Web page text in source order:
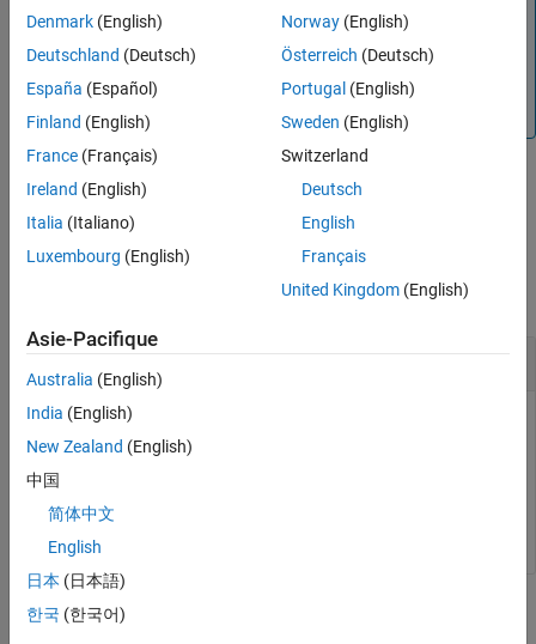
effet, les modèles provenant de sources inconnues peuvent
inclure du contenu dangereux. Les sources inconnues
incluent les modèles que vous clonez à partir d’un
référentiel distant, que vous téléchargez ou que vous
recevez sous forme d’archive.
exemple
Exemples
Charger un modèle en mémoire
Supposons que vous disposiez d'un modèle nommé
Chargez le modèle en mémoire et retournez son handle.
h = load_system(
Arguments d'entrée
Denmark (English)
Deutschland (Deutsch)
España (Español)
Finland (English)
France (Français)
Ireland (English)
Italia (Italiano)
Luxembourg (English)
Norway(English)
Österreich (Deutsch)
Portugal (English)
Sweden (English)
Switzerland
Deutsch
English
Français
United Kingdom(English)
Asie-Pacifique
Australia (English)
India (English)
New Zealand (English)
中国
简体中文
English
日本 (日本語)
한국 (한국어)